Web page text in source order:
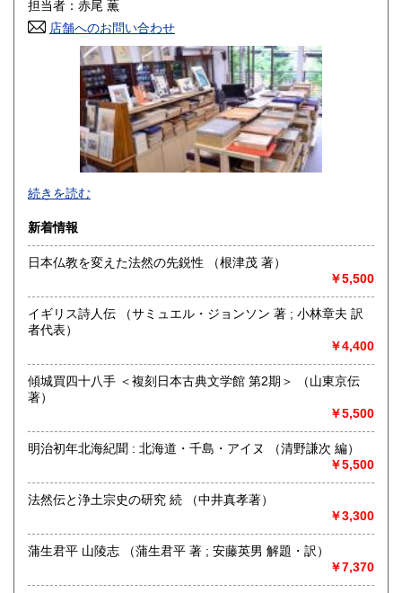
香川県
430円 福岡県
430円 長崎県
430円 大分県
430円 鹿児島県
沖縄県
担当者：赤尾 薫
店舗へのお問い合わせ
京都・寺町二条に店舗を構える古書店です（令和2年6月に河
原町六角から移転しました）。木版画の図案本・浮世絵・古
典籍などを扱っております。一般書籍もございますが、「日
本の古本屋」からご覧になった本は、ご来店の前にあらかじ
めメールにて有無をお問い合わせいただくとスムーズです(店
頭に無い場合がございます)。
Akao Shobundo Bookshop at Kyoto city, Japan
https://shobundo.shop-pro.jp/
京都線河原町駅
定休日：日曜日
続きを読む
新着情報
日本仏教を変えた法然の先鋭性 （根津茂 著）
￥5,500
イギリス詩人伝 （サミュエル・ジョンソン 著 ; 小林章夫 訳
者代表）
￥4,400
傾城買四十八手 ＜複刻日本古典文学館 第2期＞ （山東京伝
著）
￥5,500
明治初年北海紀聞 : 北海道・千島・アイヌ （清野謙次 編）
￥5,500
法然伝と浄土宗史の研究 続 （中井真孝著）
￥3,300
蒲生君平 山陵志 （蒲生君平 著 ; 安藤英男 解題・訳）
￥7,370